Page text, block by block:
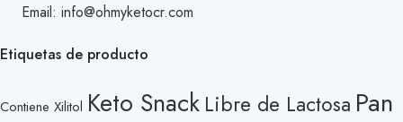
Email: info@ohmyketocr.com
Etiquetas de producto
Contiene Xilitol Keto Snack Libre de Lactosa Pan